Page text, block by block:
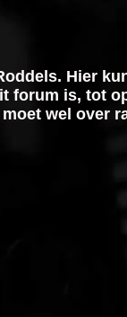
Hier
forum is, tot
wel over